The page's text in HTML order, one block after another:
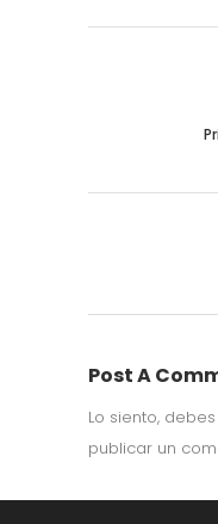
Post A
Lo siento,
publicar un